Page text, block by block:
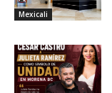
Mexicali